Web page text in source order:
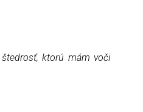
ktorú mám voči